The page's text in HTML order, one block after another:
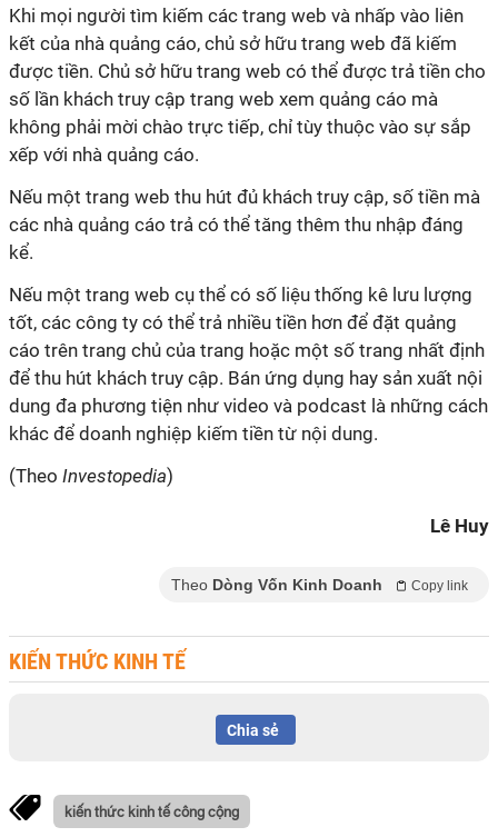
Khi mọi người tìm kiếm các trang web và nhấp vào liên
kết của nhà quảng cáo, chủ sở hữu trang web đã kiếm
được tiền. Chủ sở hữu trang web có thể được trả tiền cho
số lần khách truy cập trang web xem quảng cáo mà
không phải mời chào trực tiếp, chỉ tùy thuộc vào sự sắp
xếp với nhà quảng cáo.
Nếu một trang web thu hút đủ khách truy cập, số tiền mà
các nhà quảng cáo trả có thể tăng thêm thu nhập đáng
kể.
Nếu một trang web cụ thể có số liệu thống kê lưu lượng
tốt, các công ty có thể trả nhiều tiền hơn để đặt quảng
cáo trên trang chủ của trang hoặc một số trang nhất định
để thu hút khách truy cập. Bán ứng dụng hay sản xuất nội
dung đa phương tiện như video và podcast là những cách
khác để doanh nghiệp kiếm tiền từ nội dung.
(Theo Investopedia)
Lê Huy
Theo Dòng Vốn Kinh Doanh Copy link
KIẾN THỨC KINH TẾ
Chia sẻ
kiến thức kinh tế công cộng